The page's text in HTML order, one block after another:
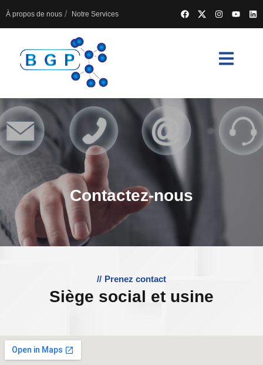
À propos de nous Notre Services
Contactez-nous
Prenez contact
Siège social et usine